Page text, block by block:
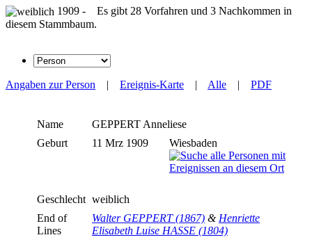
1909 - Es gibt 28 Vorfahren und 3 Nachkommen in
diesem Stammbaum.
Angaben zur Person | Ereignis-Karte | Alle | PDF
Name GEPPERT Anneliese
Geburt
11 Mrz 1909 Wiesbaden
Geschlecht weiblich
End of
Lines
Walter GEPPERT (1867) & Henriette
Elisabeth Luise HASSE (1804)